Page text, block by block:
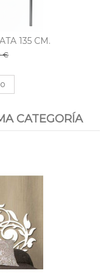
135 CM.
€
CATEGORÍA